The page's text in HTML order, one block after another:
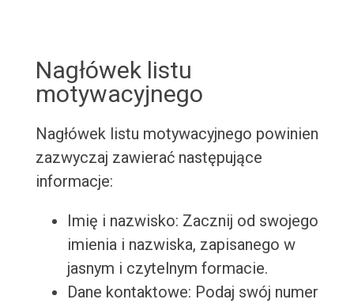
Nagłówek listu
motywacyjnego
Nagłówek listu motywacyjnego powinien
zazwyczaj zawierać następujące
informacje:
Imię i nazwisko: Zacznij od swojego
imienia i nazwiska, zapisanego w
jasnym i czytelnym formacie.
Dane kontaktowe: Podaj swój numer